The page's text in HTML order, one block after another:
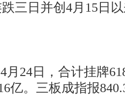
跌三日并创4月15日
24日，合计挂牌
亿。三板成指报